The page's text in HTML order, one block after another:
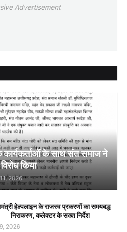
Advertisement
के साथ संत समाज ने
विरोध किया
2026
हेल्पलाइन के राजस्व प्रकरणों का समयबद्ध
निराकरण, कलेक्टर के सख्त निर्देश
2026